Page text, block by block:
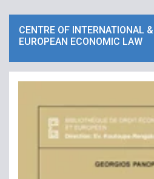
CENTRE OF INTERNATIONAL &
EUROPEAN ECONOMIC LAW